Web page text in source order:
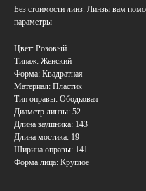
Без стоимости линз. Линзы вам
параметры
Цвет: Розовый
Типаж: Женский
Форма: Квадратная
Материал: Пластик
Тип оправы: Ободковая
Диаметр линзы: 52
Длина заушника: 143
Длина мостика: 19
Ширина оправы: 141
Форма лица: Круглое